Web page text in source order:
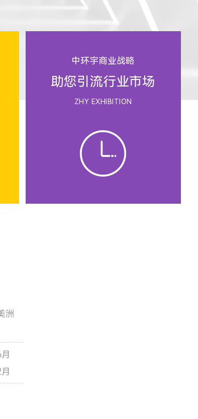
中环宇商业战略
助您引流行业市场
ZHY EXHIBITION
洲